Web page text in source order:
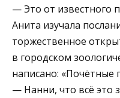
— Это от известного
Анита изучала
торжественное
в городском
написано: «Почётные
— Нанни, что всё это